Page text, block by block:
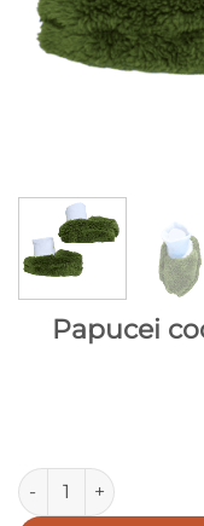
Papucei
Cantitate Papucei